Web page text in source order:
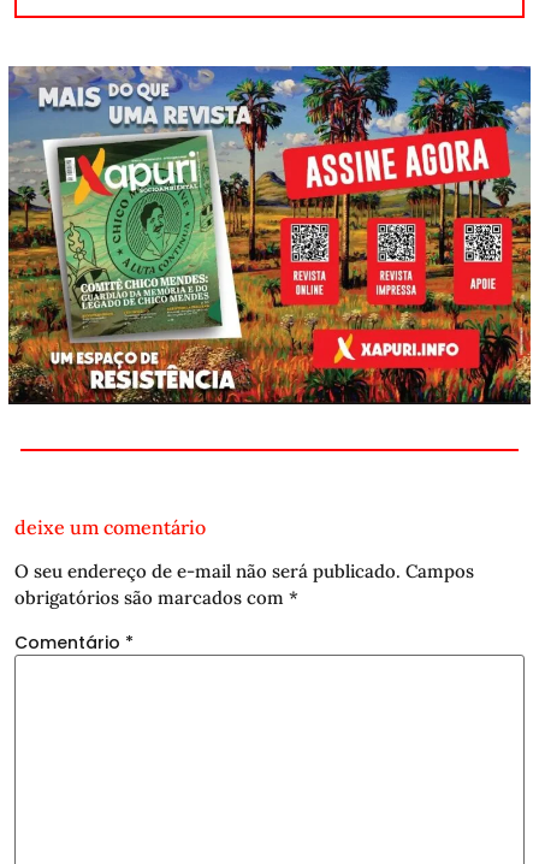
deixe um comentário
O seu endereço de e-mail não será publicado. Campos
obrigatórios são marcados com *
Comentário *